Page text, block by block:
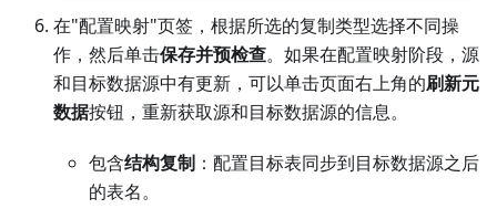
在"配置映射"页签，根据所选的复制类型选择不同操
作，然后单击保存并预检查。如果在配置映射阶段，源
和目标数据源中有更新，可以单击页面右上角的刷新元
数据按钮，重新获取源和目标数据源的信息。
包含结构复制 ：配置目标表同步到目标数据源之后
的表名。